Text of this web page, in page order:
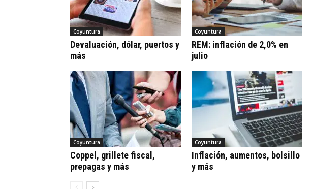
Coyuntura
Devaluación, dólar, puertos y
más
Coyuntura
REM: inflación de 2,0% en
julio
Coyuntura
Coppel, grillete fiscal,
prepagas y más
Coyuntura
Inflación, aumentos, bolsillo
y más